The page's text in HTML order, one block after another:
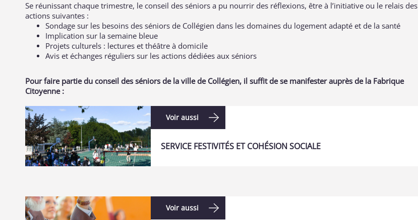
Se réunissant chaque trimestre, le conseil des séniors a pu nourrir des réflexions, être à l’initiative ou le relais des
actions suivantes :
Sondage sur les besoins des séniors de Collégien dans les domaines du logement adapté et de la santé
Implication sur la semaine bleue
Projets culturels : lectures et théâtre à domicile
Avis et échanges réguliers sur les actions dédiées aux séniors
Pour faire partie du conseil des séniors de la ville de Collégien, il suffit de se manifester auprès de la Fabrique
Citoyenne :
Voir aussi
SERVICE FESTIVITÉS ET COHÉSION SOCIALE
Voir aussi